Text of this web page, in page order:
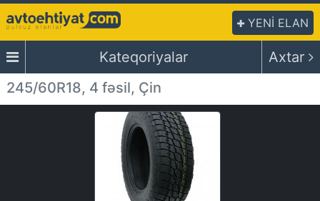
YENİ ELAN
Kateqoriyalar
Axtar
245/60R18, 4 fəsil, Çin